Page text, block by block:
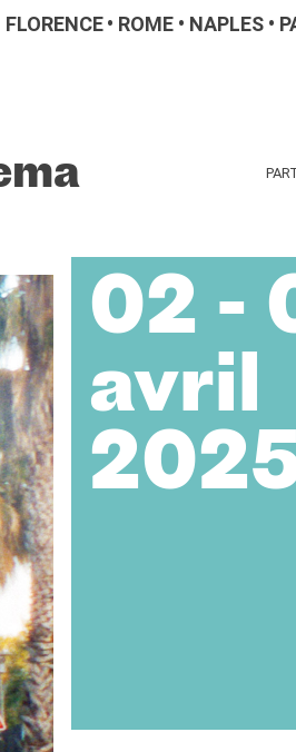
FLORENCE ROME NAPLES
02 -
avril